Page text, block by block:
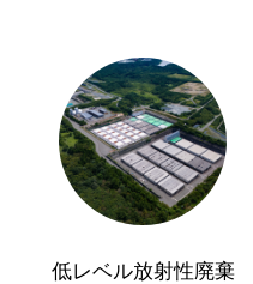
低レベル放射性廃棄